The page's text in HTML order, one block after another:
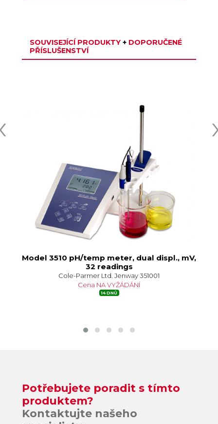
SOUVISEJÍCÍ PRODUKTY +DOPORUČENÉ
PŘÍSLUŠENSTVÍ
Model 3510 pH/temp meter, dual displ., mV,
32 readings
Cole-Parmer Ltd. Jenway 351001
Cena NA VYŽÁDÁNÍ
14 DNŮ
Potřebujete poradit s tímto
produktem?
Kontaktujte našeho